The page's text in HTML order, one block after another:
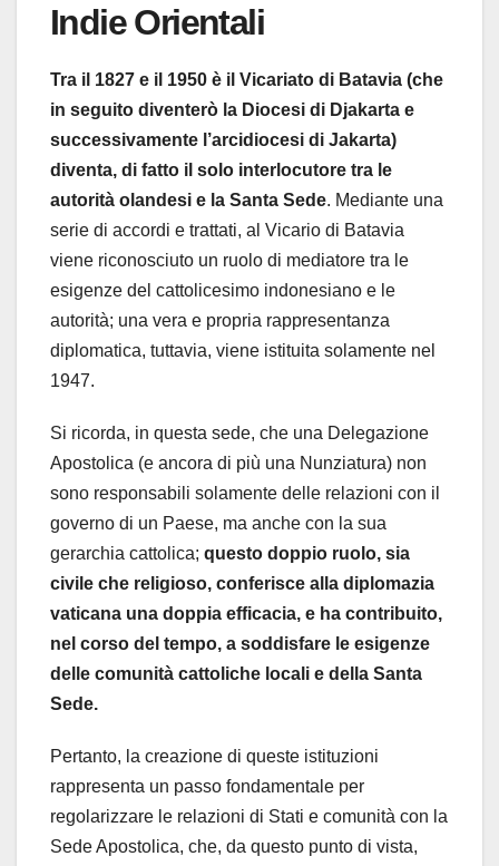
Indie Orientali
Tra il 1827 e il 1950 è il Vicariato di Batavia (che
in seguito diventerò la Diocesi di Djakarta e
successivamente l’arcidiocesi di Jakarta)
diventa, di fatto il solo interlocutore tra le
autorità olandesi e la Santa Sede. Mediante una
serie di accordi e trattati, al Vicario di Batavia
viene riconosciuto un ruolo di mediatore tra le
esigenze del cattolicesimo indonesiano e le
autorità; una vera e propria rappresentanza
diplomatica, tuttavia, viene istituita solamente nel
1947.
Si ricorda, in questa sede, che una Delegazione
Apostolica (e ancora di più una Nunziatura) non
sono responsabili solamente delle relazioni con il
governo di un Paese, ma anche con la sua
gerarchia cattolica; questo doppio ruolo, sia
civile che religioso, conferisce alla diplomazia
vaticana una doppia efficacia, e ha contribuito,
nel corso del tempo, a soddisfare le esigenze
delle comunità cattoliche locali e della Santa
Sede.
Pertanto, la creazione di queste istituzioni
rappresenta un passo fondamentale per
regolarizzare le relazioni di Stati e comunità con la
Sede Apostolica, che, da questo punto di vista,